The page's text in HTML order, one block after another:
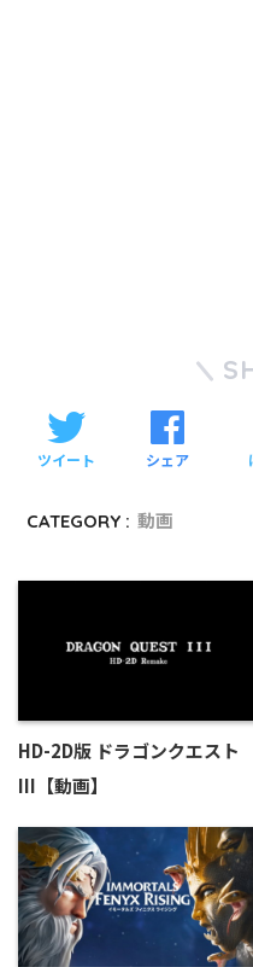
ツイート シェア
CATEGORY : 動画
HD-2D版 ドラゴンクエスト
III【動画】